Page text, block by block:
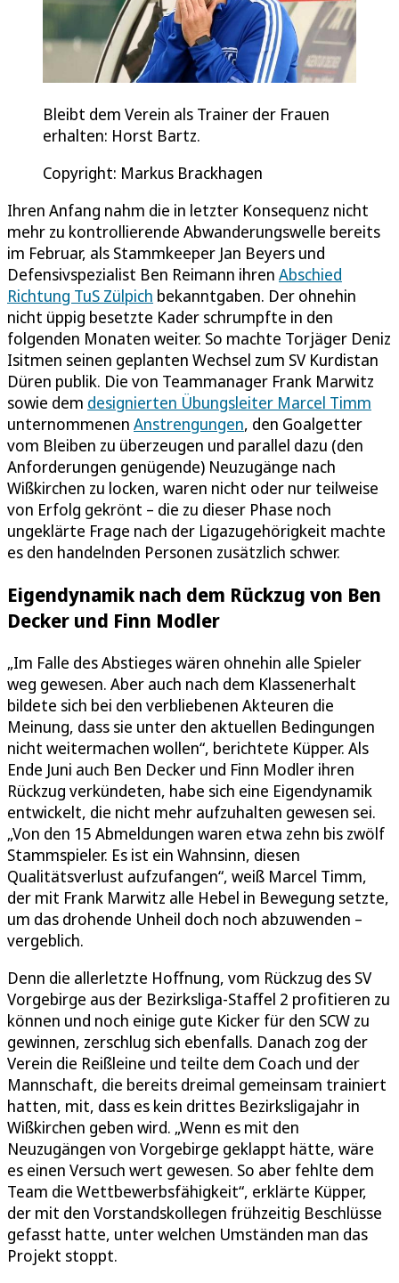
Bleibt dem Verein als Trainer der Frauen
erhalten: Horst Bartz.
Copyright: Markus Brackhagen
Ihren Anfang nahm die in letzter Konsequenz nicht
mehr zu kontrollierende Abwanderungswelle bereits
im Februar, als Stammkeeper Jan Beyers und
Defensivspezialist Ben Reimann ihren Abschied
Richtung TuS Zülpich bekanntgaben. Der ohnehin
nicht üppig besetzte Kader schrumpfte in den
folgenden Monaten weiter. So machte Torjäger Deniz
Isitmen seinen geplanten Wechsel zum SV Kurdistan
Düren publik. Die von Teammanager Frank Marwitz
sowie dem designierten Übungsleiter Marcel Timm
unternommenen Anstrengungen, den Goalgetter
vom Bleiben zu überzeugen und parallel dazu (den
Anforderungen genügende) Neuzugänge nach
Wißkirchen zu locken, waren nicht oder nur teilweise
von Erfolg gekrönt – die zu dieser Phase noch
ungeklärte Frage nach der Ligazugehörigkeit machte
es den handelnden Personen zusätzlich schwer.
Eigendynamik nach dem Rückzug von Ben
Decker und Finn Modler
„Im Falle des Abstieges wären ohnehin alle Spieler
weg gewesen. Aber auch nach dem Klassenerhalt
bildete sich bei den verbliebenen Akteuren die
Meinung, dass sie unter den aktuellen Bedingungen
nicht weitermachen wollen“, berichtete Küpper. Als
Ende Juni auch Ben Decker und Finn Modler ihren
Rückzug verkündeten, habe sich eine Eigendynamik
entwickelt, die nicht mehr aufzuhalten gewesen sei.
„Von den 15 Abmeldungen waren etwa zehn bis zwölf
Stammspieler. Es ist ein Wahnsinn, diesen
Qualitätsverlust aufzufangen“, weiß Marcel Timm,
der mit Frank Marwitz alle Hebel in Bewegung setzte,
um das drohende Unheil doch noch abzuwenden –
vergeblich.
Denn die allerletzte Hoffnung, vom Rückzug des SV
Vorgebirge aus der Bezirksliga-Staffel 2 profitieren zu
können und noch einige gute Kicker für den SCW zu
gewinnen, zerschlug sich ebenfalls. Danach zog der
Verein die Reißleine und teilte dem Coach und der
Mannschaft, die bereits dreimal gemeinsam trainiert
hatten, mit, dass es kein drittes Bezirksligajahr in
Wißkirchen geben wird. „Wenn es mit den
Neuzugängen von Vorgebirge geklappt hätte, wäre
es einen Versuch wert gewesen. So aber fehlte dem
Team die Wettbewerbsfähigkeit“, erklärte Küpper,
der mit den Vorstandskollegen frühzeitig Beschlüsse
gefasst hatte, unter welchen Umständen man das
Projekt stoppt.